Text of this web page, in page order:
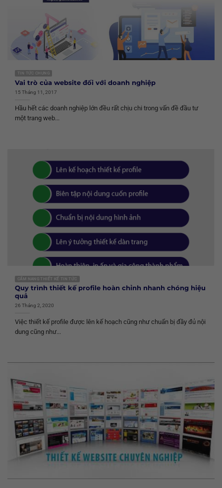
TIN TỨC CHUNG
Vai trò của website đối với doanh nghiệp
15 Tháng 11, 2017
Hầu hết các doanh nghiệp lớn đều rất chịu chi trong vấn đề đầu tư
một trang web...
CẨM NANG THIẾT KẾ TIN TỨC
Quy trình thiết kế profile hoàn chỉnh nhanh chóng hiệu
quả
26 Tháng 2, 2020
Việc thiết kế profile được lên kế hoạch cũng như chuẩn bị đầy đủ nội
dung cũng như...